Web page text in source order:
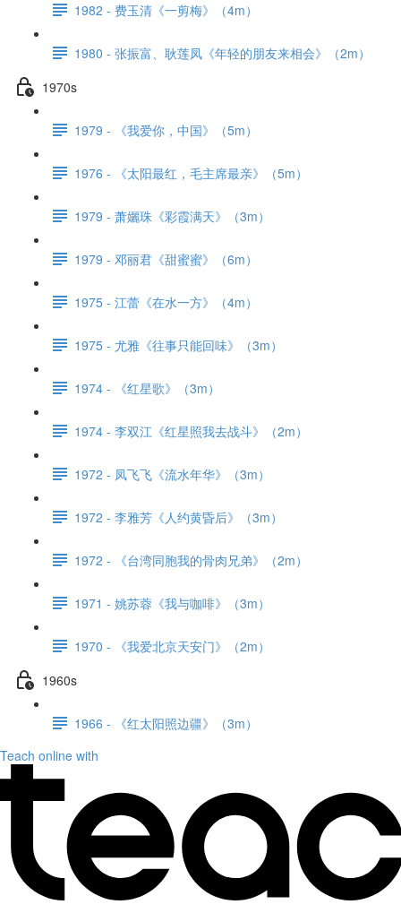
1982 - 费玉清《一剪梅》（4m）
1980 - 张振富、耿莲凤《年轻的朋友来相会》（2m）
1970s
1979 - 《我爱你，中国》（5m）
1976 - 《太阳最红，毛主席最亲》（5m）
1979 - 萧孋珠《彩霞满天》（3m）
1979 - 邓丽君《甜蜜蜜》（6m）
1975 - 江蕾《在水一方》（4m）
1975 - 尤雅《往事只能回味》（3m）
1974 - 《红星歌》（3m）
1974 - 李双江《红星照我去战斗》（2m）
1972 - 凤飞飞《流水年华》（3m）
1972 - 李雅芳《人约黄昏后》（3m）
1972 - 《台湾同胞我的骨肉兄弟》（2m）
1971 - 姚苏蓉《我与咖啡》（3m）
1970 - 《我爱北京天安门》（2m）
1960s
1966 - 《红太阳照边疆》（3m）
Teach online with